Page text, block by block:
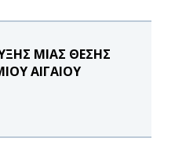
ΜΙΑΣ ΘΕΣΗΣ
ΑΙΓΑΙΟΥ